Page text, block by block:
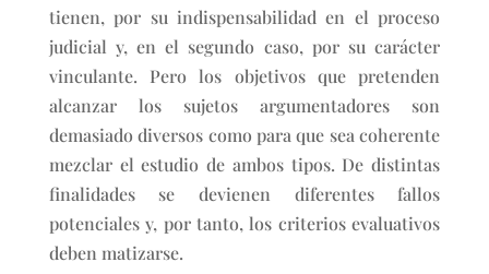
tienen, por su indispensabilidad en el proceso
judicial y, en el segundo caso, por su carácter
vinculante. Pero los objetivos que pretenden
alcanzar los sujetos argumentadores son
demasiado diversos como para que sea coherente
mezclar el estudio de ambos tipos. De distintas
finalidades se devienen diferentes fallos
potenciales y, por tanto, los criterios evaluativos
deben matizarse.